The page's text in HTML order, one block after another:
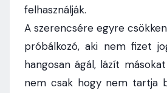
felhasználják.
A szerencsére egyre
próbálkozó, aki nem fizet
hangosan ágál, lázít
nem csak hogy nem tartja